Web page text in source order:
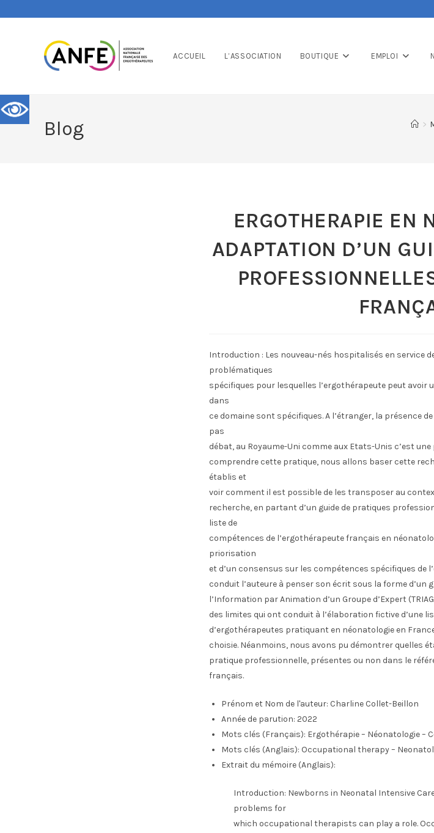
ACCUEIL L’ASSOCIATION BOUTIQUE EMPLOI
Blog >
ERGOTHERAPIE EN
ADAPTATION D’UN
Introduction : Les nouveau-nés hospitalisés en service
problématiques
spécifiques pour lesquelles l’ergothérapeute peut avoir
dans
ce domaine sont spécifiques. A l’étranger, la présence
pas
débat, au Royaume-Uni comme aux Etats-Unis c’est
comprendre cette pratique, nous allons baser cette
établis et
voir comment il est possible de les transposer au
recherche, en partant d’un guide de pratiques
liste de
compétences de l’ergothérapeute français en
priorisation
et d’un consensus sur les compétences spécifiques de
conduit l’auteure à penser son écrit sous la forme d’un
l’Information par Animation d’un Groupe d’Expert
des limites qui ont conduit à l’élaboration fictive d’une
d’ergothérapeutes pratiquant en néonatologie en
choisie. Néanmoins, nous avons pu démontrer quelles
pratique professionnelle, présentes ou non dans le
français.
Prénom et Nom de l'auteur: Charline Collet-Beillon
Année de parution: 2022
Mots clés (Français): Ergothérapie – Néonatologie –
Mots clés (Anglais): Occupational therapy –
Extrait du mémoire (Anglais):
Introduction: Newborns in Neonatal Intensive
problems for
which occupational therapists can play a role.